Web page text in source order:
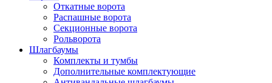
Откатные ворота
Распашные ворота
Секционные ворота
Рольворота
Шлагбаумы
Комплекты и тумбы
Дополнительные комплектующие